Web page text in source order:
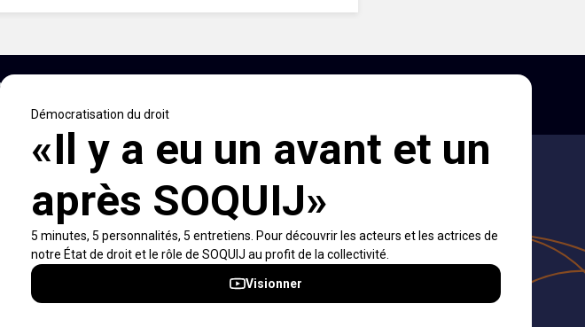
Accès rapides
À propos
Auteurs
Nétiquette
Notifications et
fils RSS